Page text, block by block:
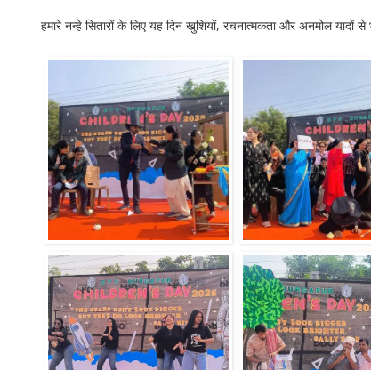
हमारे नन्हे सितारों के लिए यह दिन खुशियों, रचनात्मकता और अनमोल यादों से